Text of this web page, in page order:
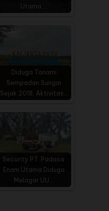
Utama,…
Diduga Tanami
Sempadan Sungai
Sejak 2018, Aktivitas…
Security PT. Padasa
Enam Utama Diduga
Melagar UU…